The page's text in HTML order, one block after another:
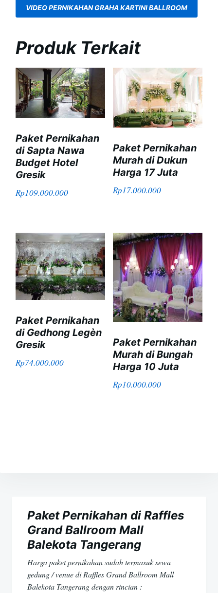
VIDEO PERNIKAHAN GRAHA KARTINI BALLROOM
Produk Terkait
Paket Pernikahan
di Sapta Nawa
Budget Hotel
Gresik
Rp109.000.000
Paket Pernikahan
Murah di Dukun
Harga 17 Juta
Rp17.000.000
Paket Pernikahan
di Gedhong Legèn
Gresik
Rp74.000.000
Paket Pernikahan
Murah di Bungah
Harga 10 Juta
Rp10.000.000
posPaket Pernikahan di Raffles
Grand Ballroom Mall
Balekota Tangerang
Harga paket pernikahan sudah termasuk sewa
gedung / venue di Raffles Grand Ballroom Mall
Balekota Tangerang dengan rincian :